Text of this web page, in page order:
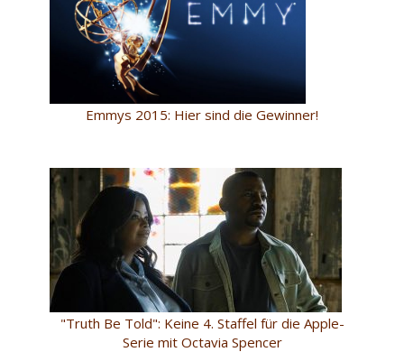
Emmys 2015: Hier sind die Gewinner!
"Truth Be Told": Keine 4. Staffel für die Apple-
Serie mit Octavia Spencer